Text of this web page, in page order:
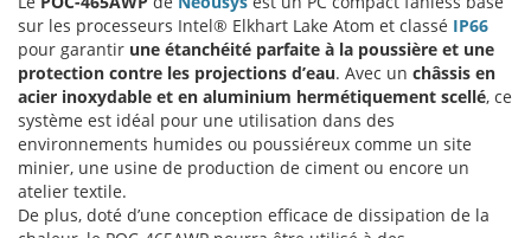
sur les processeurs Intel® Elkhart Lake Atom et classé IP66
pour garantir une étanchéité parfaite à la poussière et une
protection contre les projections d’eau. Avec un châssis en
acier inoxydable et en aluminium hermétiquement scellé, ce
système est idéal pour une utilisation dans des
environnements humides ou poussiéreux comme un site
minier, une usine de production de ciment ou encore un
atelier textile.
De plus, doté d’une conception efficace de dissipation de la